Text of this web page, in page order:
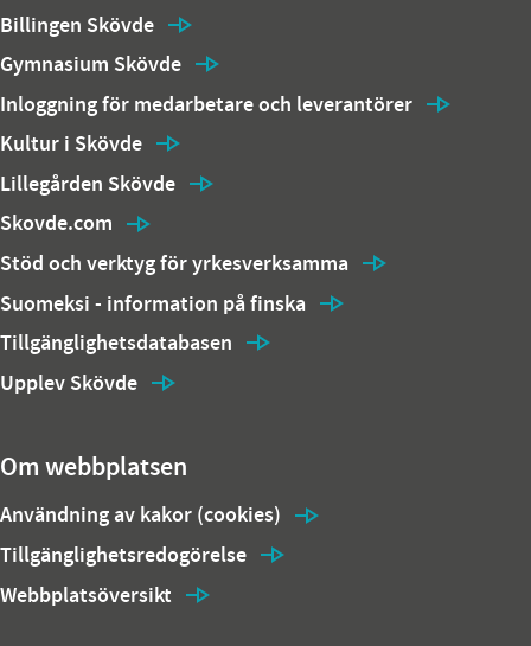
Billingen Skövde
Gymnasium Skövde
Inloggning för medarbetare och leverantörer
Kultur i Skövde
Lillegården Skövde
Skovde.com
Stöd och verktyg för yrkesverksamma
Suomeksi - information på finska
Tillgänglighetsdatabasen
Upplev Skövde
Om webbplatsen
Användning av kakor (cookies)
Tillgänglighetsredogörelse
Webbplatsöversikt